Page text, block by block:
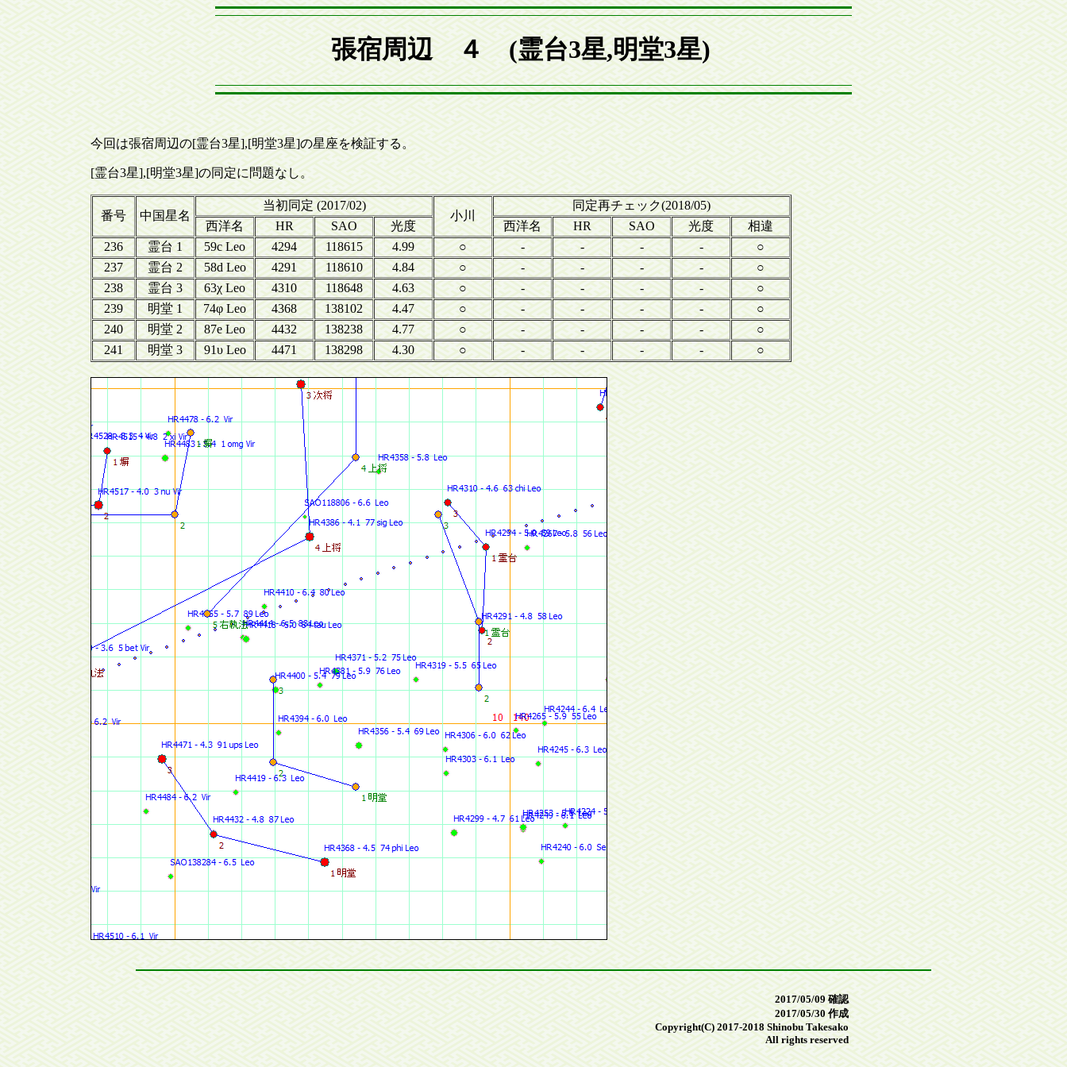
張宿周辺 ４ (霊台3星,明堂3星)
今回は張宿周辺の[霊台3星],[明堂3星]の星座を検証する。
[霊台3星],[明堂3星]の同定に問題なし。
番号 中国星名
当初同定 (2017/02)
小川
同定再チェック(2018/05)
西洋名
HR SAO 光度 西洋名 HR SAO 光度
相違
236
霊台 1 59c Leo 4294 118615 4.99 ○ - - - -
○
237
霊台 2 58d Leo 4291 118610 4.84 ○ - - - -
○
238
霊台 3 63χ Leo 4310 118648 4.63 ○ - - - -
○
239
明堂 1 74φ Leo 4368 138102 4.47 ○ - - - -
○
240
明堂 2 87e Leo 4432 138238 4.77 ○ - - - -
○
241
明堂 3 91υ Leo 4471 138298 4.30 ○ - - - - ○
2017/05/09 確認
2017/05/30 作成
Copyright(C) 2017-2018 Shinobu Takesako
All rights reserved